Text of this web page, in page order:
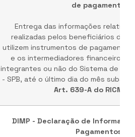
de pagamento
Entrega das informações
realizadas pelos beneficiários de
utilizem instrumentos de pagamento,
e os intermediadores financeiros e
integrantes ou não do Sistema de
- SPB, até o último dia do mês
Art. 639-A do RICMS/
DIMP - Declaração de
Pagamentos